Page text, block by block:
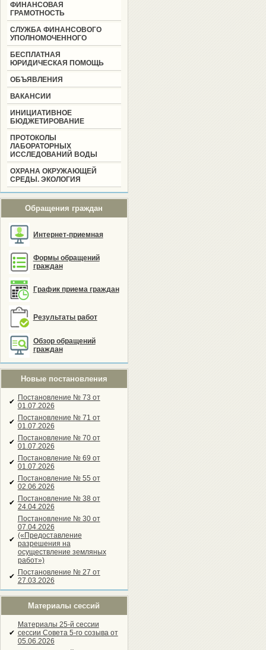
ФИНАНСОВАЯ
ГРАМОТНОСТЬ
СЛУЖБА ФИНАНСОВОГО
УПОЛНОМОЧЕННОГО
БЕСПЛАТНАЯ
ЮРИДИЧЕСКАЯ ПОМОЩЬ
ОБЪЯВЛЕНИЯ
ВАКАНСИИ
ИНИЦИАТИВНОЕ
БЮДЖЕТИРОВАНИЕ
ПРОТОКОЛЫ
ЛАБОРАТОРНЫХ
ИССЛЕДОВАНИЙ ВОДЫ
ОХРАНА ОКРУЖАЮЩЕЙ
СРЕДЫ. ЭКОЛОГИЯ
Обращения граждан
Интернет-приемная
Формы обращений
граждан
График приема граждан
Результаты работ
Обзор обращений
граждан
Новые постановления
✔ Постановление № 73 от
01.07.2026
✔ Постановление № 71 от
01.07.2026
✔ Постановление № 70 от
01.07.2026
✔ Постановление № 69 от
01.07.2026
✔ Постановление № 55 от
02.06.2026
✔ Постановление № 38 от
24.04.2026
✔
Постановление № 30 от
07.04.2026
(«Предоставление
разрешения на
осуществление земляных
работ»)
✔ Постановление № 27 от
27.03.2026
Материалы сессий
✔
Материалы 25-й сессии
сессии Совета 5-го созыва от
05.06.2026